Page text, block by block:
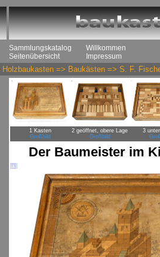
Sammlungskatalog
Seitenübersicht
Willkommen
Impressum
Holzbaukasten => Baukästen => S. F.
1 Kasten
Großbild
2 geöffnet, obere Lage
Großbild
3
Der Baumeister im